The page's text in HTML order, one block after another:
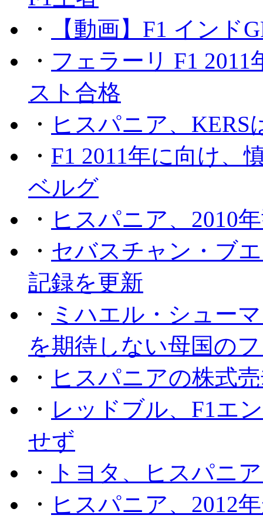
・
【動画】F1 インド
・ フェラーリ F1
スト合格
・ ヒスパニア、KERS
・ F1 2011年に向け、
ベルグ
・ ヒスパニア、2010
・ セバスチャン・ブ
記録を更新
・ ミハエル・シュー
を期待しない母国の
・ ヒスパニアの株式
・ レッドブル、F1エ
せず
・
トヨタ、ヒスパニ
・ ヒスパニア、2012